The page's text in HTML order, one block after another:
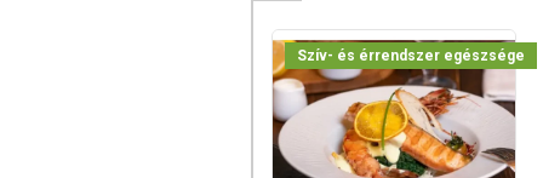
Szív- és érrendszer egészsége